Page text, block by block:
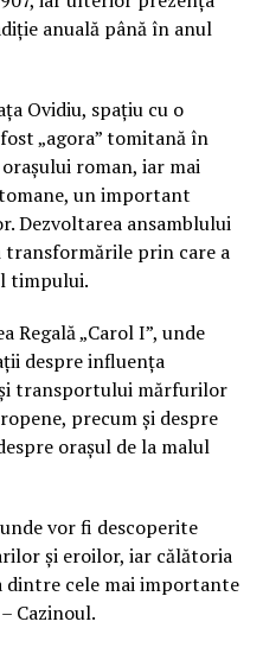
anuală până în anul
Ovidiu, spațiu cu o
„agora” tomitană în
roman, iar mai
un important
Dezvoltarea ansamblului
prin care a
timpului.
Regală „Carol I”, unde
despre influența
transportului mărfurilor
precum și despre
orașul de la malul
vor fi descoperite
și eroilor, iar călătoria
dintre cele mai importante
Cazinoul.